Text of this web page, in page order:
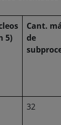
5)
Cant.
de
32